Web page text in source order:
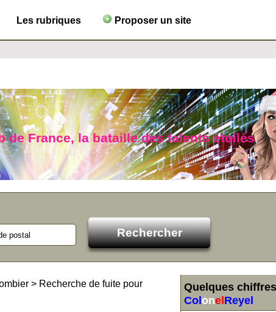
Les rubriques Proposer un site
de France, la bataille des talents étoilés
Quelques
Col onel Reyel
> Recherche de fuite pour